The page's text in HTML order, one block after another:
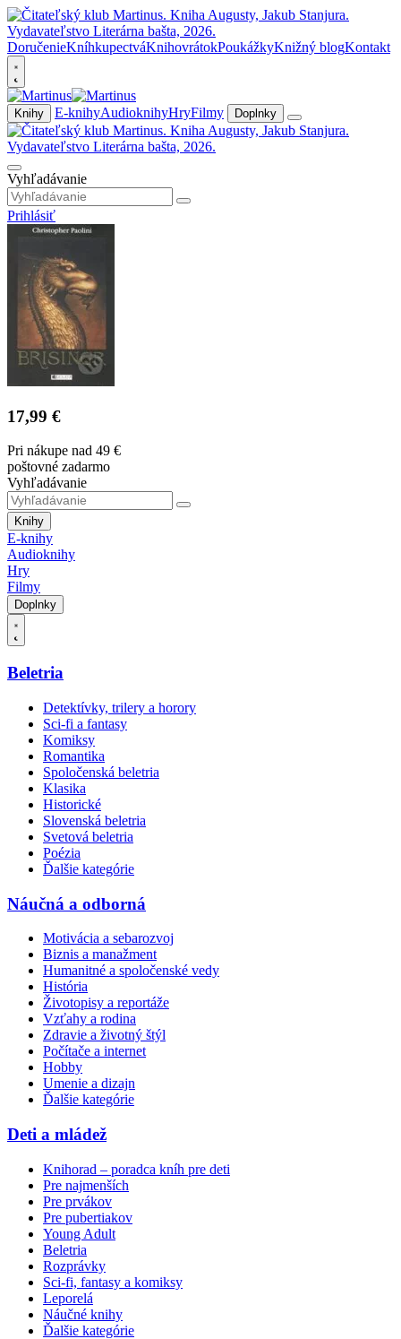
DoručenieKníhkupectváKnihovrátokPoukážkyKnižný blogKontakt
Knihy E-knihyAudioknihyHryFilmy Doplnky
Vyhľadávanie
Prihlásiť
17,99 €
Pri nákupe nad 49 €
poštovné zadarmo
Vyhľadávanie
Knihy
E-knihy
Audioknihy
Hry
Filmy
Doplnky
Beletria
Detektívky, trilery a horory
Sci-fi a fantasy
Komiksy
Romantika
Spoločenská beletria
Klasika
Historické
Slovenská beletria
Svetová beletria
Poézia
Ďalšie kategórie
Náučná a odborná
Motivácia a sebarozvoj
Biznis a manažment
Humanitné a spoločenské vedy
História
Životopisy a reportáže
Vzťahy a rodina
Zdravie a životný štýl
Počítače a internet
Hobby
Umenie a dizajn
Ďalšie kategórie
Deti a mládež
Knihorad – poradca kníh pre deti
Pre najmenších
Pre prvákov
Pre pubertiakov
Young Adult
Beletria
Rozprávky
Sci-fi, fantasy a komiksy
Leporelá
Náučné knihy
Ďalšie kategórie